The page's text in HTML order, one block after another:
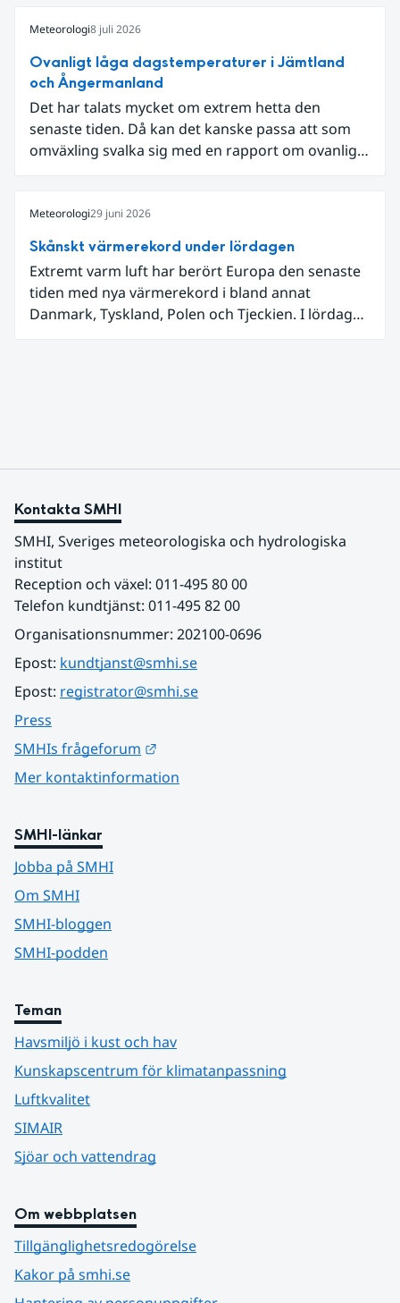
Meteorologi8 juli 2026
Ovanligt låga dagstemperaturer i Jämtland
och Ångermanland
Det har talats mycket om extrem hetta den
senaste tiden. Då kan det kanske passa att som
omväxling svalka sig med en rapport om ovanligt
Meteorologi29 juni 2026
Skånskt värmerekord under lördagen
Extremt varm luft har berört Europa den senaste
tiden med nya värmerekord i bland annat
Danmark, Tyskland, Polen och Tjeckien. I lördags
Kontakta SMHI
SMHI, Sveriges meteorologiska och hydrologiska
institut
Reception och växel: 011-495 80 00
Telefon kundtjänst: 011-495 82 00
Organisationsnummer: 202100-0696
Epost: kundtjanst@smhi.se
Epost: registrator@smhi.se
Press
SMHIs frågeforum
Mer kontaktinformation
SMHI-länkar
Jobba på SMHI
Om SMHI
SMHI-bloggen
SMHI-podden
Teman
Havsmiljö i kust och hav
Kunskapscentrum för klimatanpassning
Luftkvalitet
SIMAIR
Sjöar och vattendrag
Om webbplatsen
Tillgänglighetsredogörelse
Kakor på smhi.se